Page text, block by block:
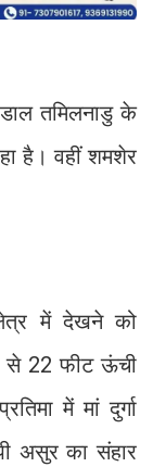
तमिलनाडु के
है। वहीं शमशेर
में देखने को
से 22 फीट ऊंची
में मां दुर्गा
असुर का संहार